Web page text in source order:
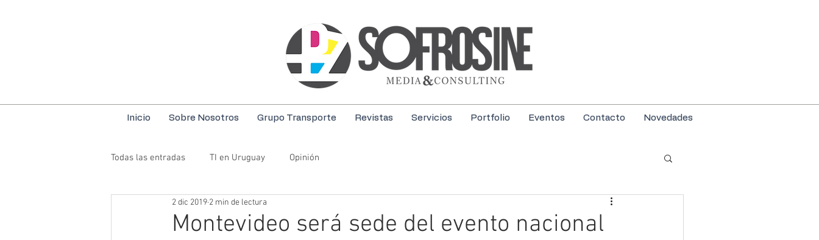
Inicio Sobre Nosotros Grupo Transporte Revistas Servicios Portfolio Eventos Contacto Novedades
Todas las entradas TI en Uruguay Opinión
Montevideo será sede del evento nacional
2 dic 2019 2 min de lectura